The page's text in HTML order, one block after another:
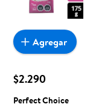
$2.290
Perfect Choice
Agregar